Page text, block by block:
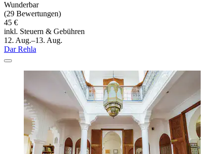
Wunderbar
(29 Bewertungen)
45 €
inkl. Steuern & Gebühren
12. Aug.–13. Aug.
Dar Rehla